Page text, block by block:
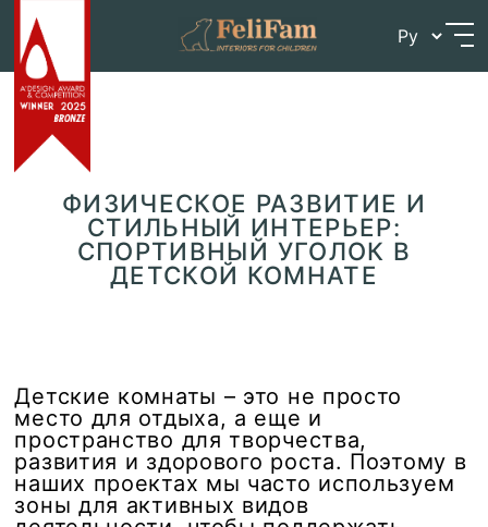
content
Главная
Физическое развитие и стильный
интерьер: спортивный уголок в детской комнате
ФИЗИЧЕСКОЕ РАЗВИТИЕ И
СТИЛЬНЫЙ ИНТЕРЬЕР:
СПОРТИВНЫЙ УГОЛОК В
ДЕТСКОЙ КОМНАТЕ
Детские комнаты – это не просто
место для отдыха, а еще и
пространство для творчества,
развития и здорового роста. Поэтому в
наших проектах мы часто используем
зоны для активных видов